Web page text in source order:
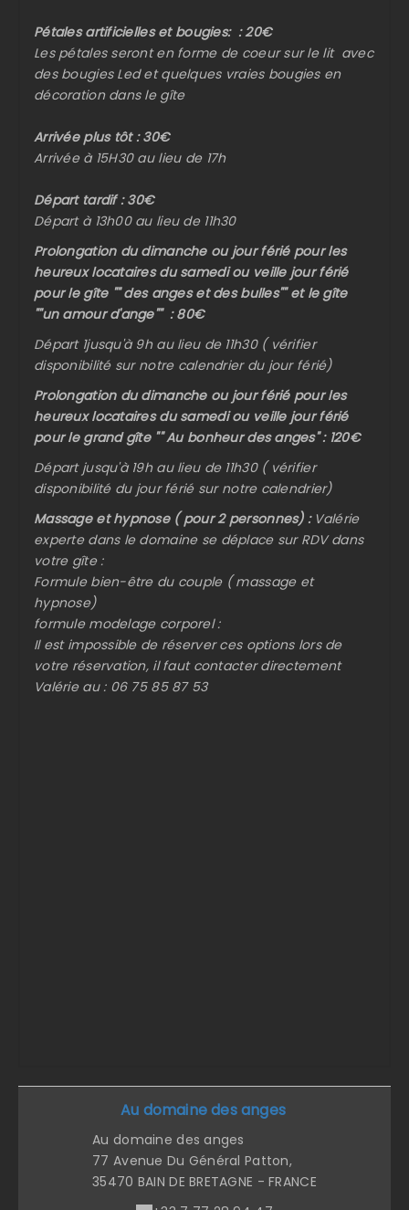
Pétales artificielles et bougies: : 20€
Les pétales seront en forme de coeur sur le lit avec
des bougies Led et quelques vraies bougies en
décoration dans le gîte
Arrivée plus tôt : 30€
Arrivée à 15H30 au lieu de 17h
Départ tardif : 30€
Départ à 13h00 au lieu de 11h30
Prolongation du dimanche ou jour férié pour les
heureux locataires du samedi ou veille jour férié
pour le gîte "" des anges et des bulles"" et le gîte
""un amour d'ange"" : 80€
Départ 1jusqu'à 9h au lieu de 11h30 ( vérifier
disponibilité sur notre calendrier du jour férié)
Prolongation du dimanche ou jour férié pour les
heureux locataires du samedi ou veille jour férié
pour le grand gîte "" Au bonheur des anges" : 120€
Départ jusqu'à 19h au lieu de 11h30 ( vérifier
disponibilité du jour férié sur notre calendrier)
Massage et hypnose ( pour 2 personnes) : Valérie
experte dans le domaine se déplace sur RDV dans
votre gîte :
Formule bien-être du couple ( massage et
hypnose)
formule modelage corporel :
Il est impossible de réserver ces options lors de
votre réservation, il faut contacter directement
Valérie au : 06 75 85 87 53
Au domaine des anges
Au domaine des anges
77 Avenue Du Général Patton,
35470 BAIN DE BRETAGNE - FRANCE